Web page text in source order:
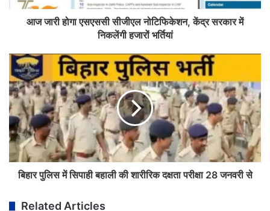
आज जारी होगा एसएससी सीजीएल नोटिफिकेशन, केंद्र सरकार में
निकलेंगी हजारों भर्तियां
बिहार पुलिस में सिपाही बहाली की शारीरिक दक्षता परीक्षा 28 जनवरी से
Related Articles